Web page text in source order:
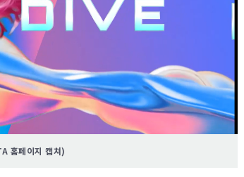
홈페이지 캡쳐)